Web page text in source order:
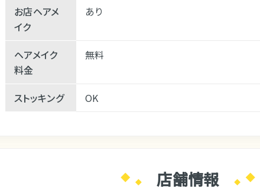
お店ヘアメ
イク
あり
ヘアメイク
料金
無料
ストッキング OK
店舗情報